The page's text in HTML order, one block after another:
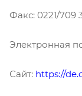
Факс: 0221/709
Электронная
Сайт: https://